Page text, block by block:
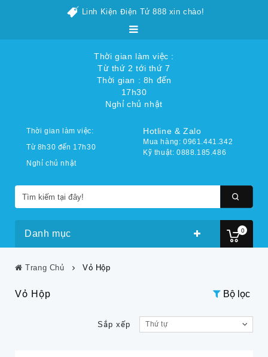
Linh Kiện Điện Tử 888 xin chào!
Thời gian làm việc :
Từ thứ 2 tới thứ 7
Thời gian : 8h đến
17h30
Nghỉ chủ nhật
0
Thời gian làm việc:
Từ 8h30 đến 17h30
Nghỉ chủ nhật
Hotline & Zalo
Mua hàng: 0961.441.342
Kỹ thuật: 0888.185.486
Danh mục
Trang Chủ Vỏ Hộp
Vỏ Hộp Bộ lọc
Sắp xếp Thứ tự